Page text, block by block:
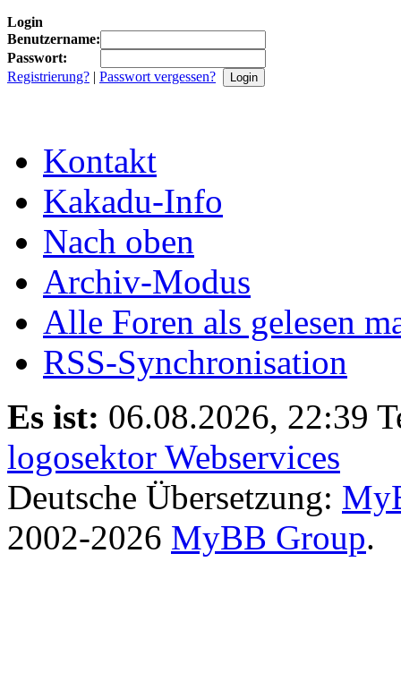
Login
Benutzername:
Passwort:
Registrierung? | Passwort vergessen?
Kontakt
Kakadu-Info
Nach oben
Archiv-Modus
Alle Foren als gelesen
RSS-Synchronisation
Es ist: 06.08.2026, 22:39
logosektor Webservices
Deutsche Übersetzung:
2002-2026 MyBB Group.